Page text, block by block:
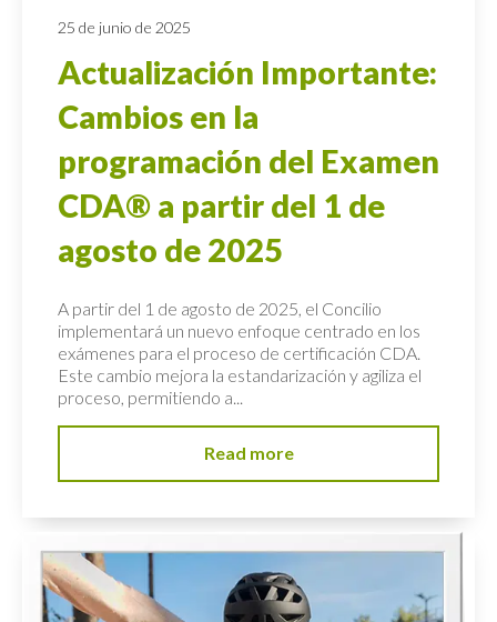
25 de junio de 2025
Actualización Importante:
Cambios en la
programación del Examen
CDA® a partir del 1 de
agosto de 2025
A partir del 1 de agosto de 2025, el Concilio
implementará un nuevo enfoque centrado en los
exámenes para el proceso de certificación CDA.
Este cambio mejora la estandarización y agiliza el
proceso, permitiendo a...
Read more